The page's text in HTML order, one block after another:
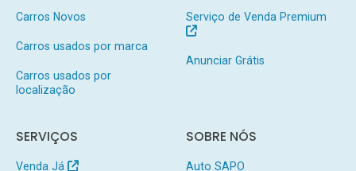
Carros Novos
Carros usados por marca
Carros usados por
localização
Serviço de Venda Premium
Anunciar Grátis
SERVIÇOS
Venda Já
SOBRE NÓS
Auto SAPO